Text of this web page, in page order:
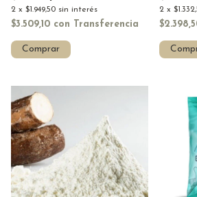
2 x $1.949,50 sin interés
$3.509,10 con Transferencia
Comprar
2 x